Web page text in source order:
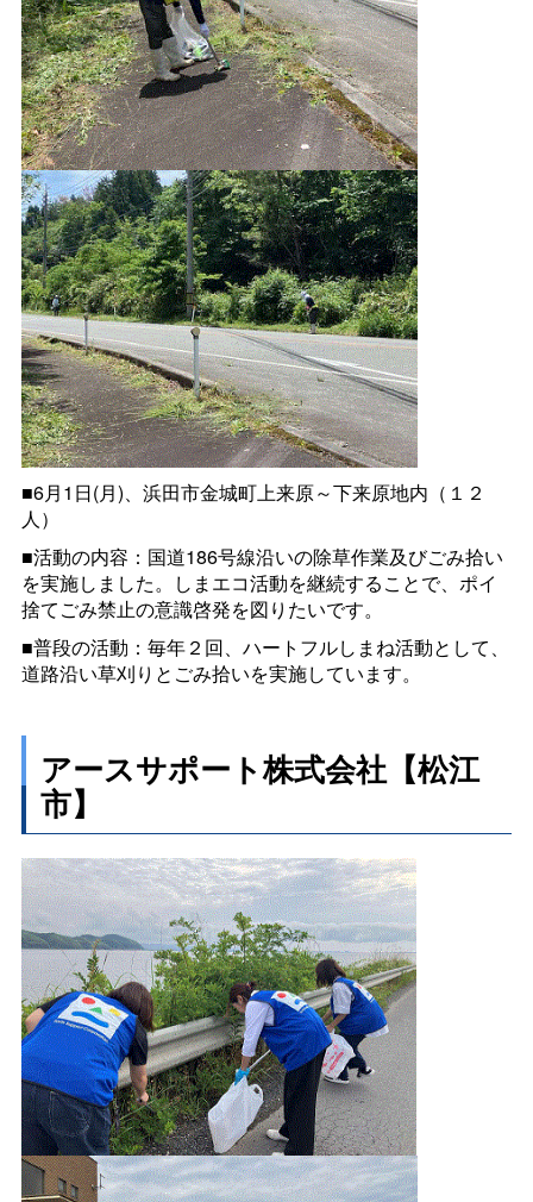
■6月1日(月)、浜田市金城町上来原～下来原地内（１２
人）
■活動の内容：国道186号線沿いの除草作業及びごみ拾い
を実施しました。しまエコ活動を継続することで、ポイ
捨てごみ禁止の意識啓発を図りたいです。
■普段の活動：毎年２回、ハートフルしまね活動として、
道路沿い草刈りとごみ拾いを実施しています。
アースサポート株式会社【松江
市】